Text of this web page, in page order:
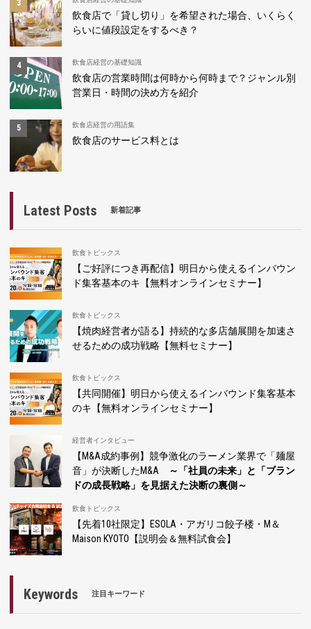
飲食店で「貸し切り」を希望された場合、いくらく
らいに値段設定をするべき？
飲食店経営の基礎知識
飲食店の営業時間は何時から何時まで？ジャンル別
営業日・時間の決め方を紹介
飲食店経営の用語集
飲食店のサービス料とは
Latest Posts 新着記事
飲食トピックス
【ご好評につき再配信】明日から使えるインバウン
ド集客基本のキ【無料オンラインセミナー】
飲食トピックス
【焼肉経営者が語る】持続的な多店舗展開を加速さ
せるための成功戦略【無料セミナー】
飲食トピックス
【共同開催】明日から使えるインバウンド集客基本
のキ【無料オンラインセミナー】
経営者インタビュー
【M&A成約事例】競争激化のラーメン業界で「麺屋
音」が決断したM&A
～「社員の未来」と「ブラン
ドの成長戦略」を見据えた決断の裏側～
飲食トピックス
【先着10社限定】ESOLA・アガリコ餃子楼・M＆
Maison KYOTO【説明会＆無料試食会】
Keywords 注目キーワード